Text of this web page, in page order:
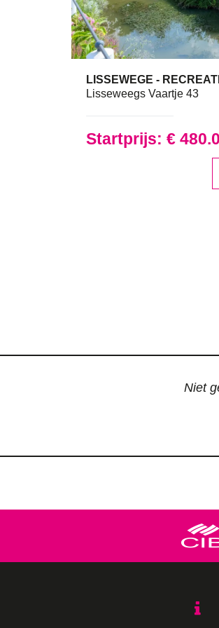
LISSEWEGE -
Lisseweegs Vaartje 43
Startprijs: €
Niet